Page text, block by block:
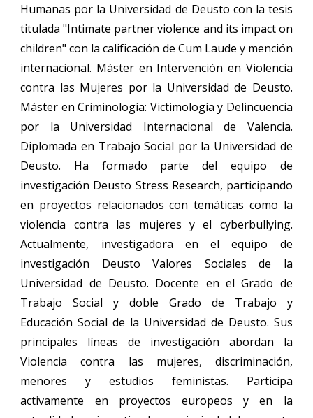
Humanas por la Universidad de Deusto con la tesis
titulada "Intimate partner violence and its impact on
children" con la calificación de Cum Laude y mención
internacional. Máster en Intervención en Violencia
contra las Mujeres por la Universidad de Deusto.
Máster en Criminología: Victimología y Delincuencia
por la Universidad Internacional de Valencia.
Diplomada en Trabajo Social por la Universidad de
Deusto. Ha formado parte del equipo de
investigación Deusto Stress Research, participando
en proyectos relacionados con temáticas como la
violencia contra las mujeres y el cyberbullying.
Actualmente, investigadora en el equipo de
investigación Deusto Valores Sociales de la
Universidad de Deusto. Docente en el Grado de
Trabajo Social y doble Grado de Trabajo y
Educación Social de la Universidad de Deusto. Sus
principales líneas de investigación abordan la
Violencia contra las mujeres, discriminación,
menores y estudios feministas. Participa
activamente en proyectos europeos y en la